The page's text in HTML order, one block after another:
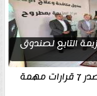
التابع لصندوق
مهمة